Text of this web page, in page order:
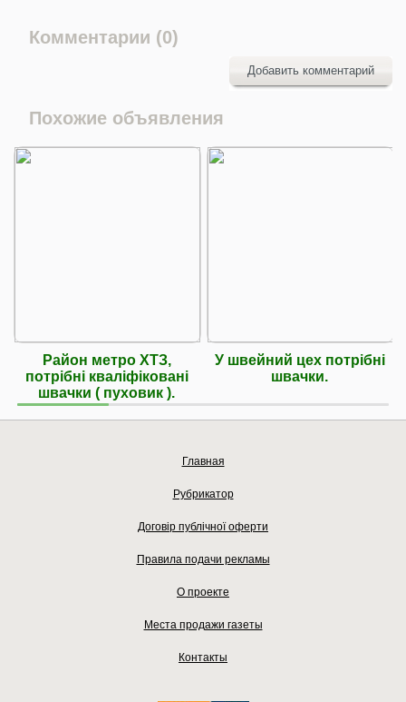
Комментарии (0)
Добавить комментарий
Похожие объявления
Район метро ХТЗ,
потрібні кваліфіковані
швачки ( пуховик ).
У швейний цех потрібні
швачки.
Главная
Рубрикатор
Договір публічної оферти
Правила подачи рекламы
О проекте
Места продажи газеты
Контакты